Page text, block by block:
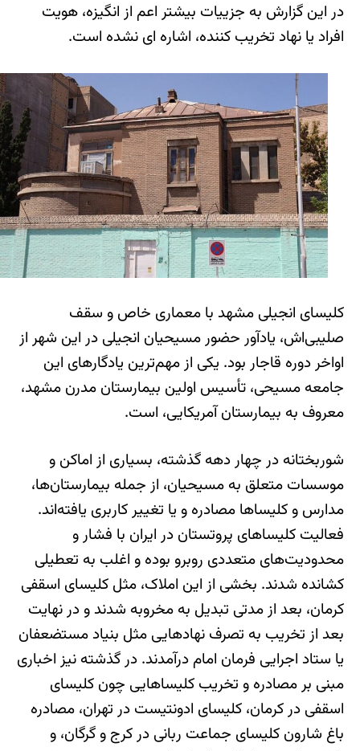
در این گزارش به جزییات بیشتر اعم از انگیزه، هویت
افراد یا نهاد تخریب‌ کننده، اشاره ای نشده است.
کلیسای انجیلی مشهد با معماری خاص و سقف
صلیبی‌اش، یادآور حضور مسیحیان انجیلی در این شهر از
اواخر دوره قاجار بود. یکی از مهم‌ترین یادگارهای این
جامعه مسیحی، تأسیس اولین بیمارستان مدرن مشهد،
معروف به بیمارستان آمریکایی، است.
شوربختانه در چهار دهه گذشته، بسیاری از اماکن و
موسسات متعلق به مسیحیان، از جمله بیمارستان‌ها،
مدارس و کلیساها مصادره و یا تغییر کاربری یافته‌اند.
فعالیت کلیساهای پروتستان در ایران با فشار و
محدودیت‌های متعددی روبرو بوده و اغلب به تعطیلی
کشانده شدند. بخشی از این املاک، مثل کلیسای اسقفی
کرمان، بعد از مدتی تبدیل به مخروبه شدند و در نهایت
بعد از تخریب به تصرف نهادهایی مثل بنیاد مستضعفان
یا ستاد اجرایی فرمان امام درآمدند. در گذشته نیز اخباری
مبنی بر مصادره و تخریب کلیساهایی چون کلیسای
اسقفی در کرمان، کلیسای ادونتیست در تهران، مصادره
باغ شارون کلیسای جماعت ربانی در کرج و گرگان، و